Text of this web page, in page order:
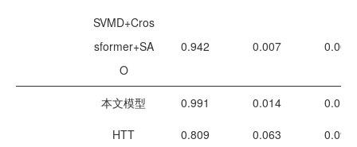
SVMD+Cros
sformer+SA
O
0.942 0.007 0.008
本文模型 0.991 0.014
0.019
HTT
0.809 0.063
0.090